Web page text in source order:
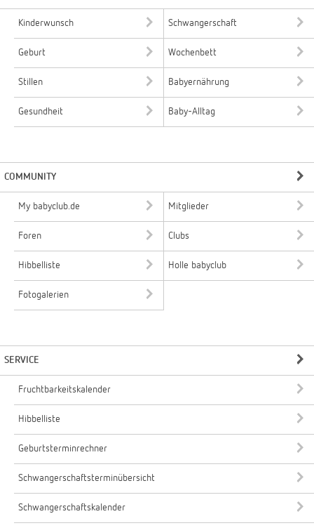
Kinderwunsch Schwangerschaft
Geburt Wochenbett
Stillen Babyernährung
Gesundheit Baby-Alltag
COMMUNITY
My babyclub.de Mitglieder
Foren Clubs
Hibbelliste Holle babyclub
Fotogalerien
SERVICE
Fruchtbarkeitskalender
Hibbelliste
Geburtsterminrechner
Schwangerschaftsterminübersicht
Schwangerschaftskalender